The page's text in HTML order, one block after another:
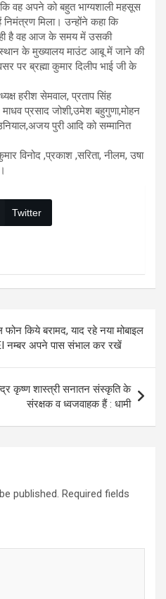
वह अपने को बहुत भाग्यशाली महसूस
मिला। उन्होंने कहा कि
है वह आज के समय में उसकी
के मुख्यालय माउंट आबू में जाने की
पर ब्रह्मा कुमार दिलीप भाई जी के
हरीश सेमवाल, प्रताप सिंह
माधव प्रसाद जोशी,उमेश बहुगुणा,मोहन
पुरी आदि को सम्मानित
विनोद ,प्रकाश ,सरिता, नीलम, उषा
Twitter
किये बरामद, याद रहे नया मोबाइल
नम्बर अपने पास संभाल कर रखें
कृष्ण शास्त्री सनातन संस्कृति के
संरक्षक व ध्वजवाहक हैं : धामी
published. Required fields